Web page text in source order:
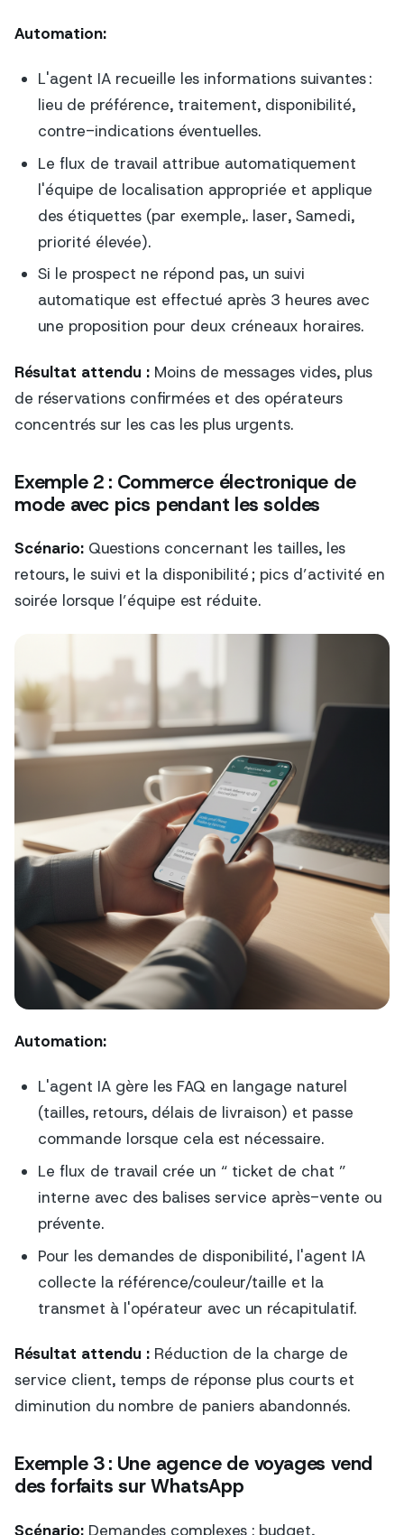
Automation:
L'agent IA recueille les informations suivantes :
lieu de préférence, traitement, disponibilité,
contre-indications éventuelles.
Le flux de travail attribue automatiquement
l'équipe de localisation appropriée et applique
des étiquettes (par exemple,. laser, Samedi,
priorité élevée).
Si le prospect ne répond pas, un suivi
automatique est effectué après 3 heures avec
une proposition pour deux créneaux horaires.
Résultat attendu : Moins de messages vides, plus
de réservations confirmées et des opérateurs
concentrés sur les cas les plus urgents.
Exemple 2 : Commerce électronique de
mode avec pics pendant les soldes
Scénario: Questions concernant les tailles, les
retours, le suivi et la disponibilité ; pics d’activité en
soirée lorsque l’équipe est réduite.
Automation:
L'agent IA gère les FAQ en langage naturel
(tailles, retours, délais de livraison) et passe
commande lorsque cela est nécessaire.
Le flux de travail crée un “ ticket de chat ”
interne avec des balises service après-vente ou
prévente.
Pour les demandes de disponibilité, l'agent IA
collecte la référence/couleur/taille et la
transmet à l'opérateur avec un récapitulatif.
Résultat attendu : Réduction de la charge de
service client, temps de réponse plus courts et
diminution du nombre de paniers abandonnés.
Exemple 3 : Une agence de voyages vend
des forfaits sur WhatsApp
Scénario: Demandes complexes : budget,